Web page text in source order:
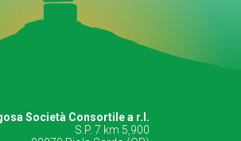
Società Consortile a r.l.
S.P. 7 km 5,900